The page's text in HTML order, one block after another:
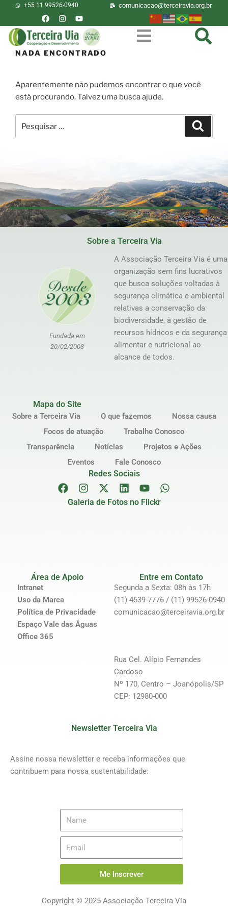
+55 11 99526-0940 comunicacao@terceiravia.org.br
NADA ENCONTRADO
Aparentemente não pudemos encontrar o que você
está procurando. Talvez uma busca ajude.
Sobre a Terceira Via
Fundada em
20/02/2003
A Associação Terceira Via é uma
organização sem fins lucrativos
que busca soluções voltadas à
segurança climática e ambiental
relativas a conservação da
biodiversidade, à gestão de
recursos hídricos e da segurança
alimentar e nutricional ao
alcance de todos.
Mapa do Site
Sobre a Terceira Via O que fazemos
Nossa causa
Focos de atuação
Trabalhe Conosco
Transparência
Notícias
Projetos e Ações
Eventos
Fale Conosco
Redes Sociais
Galeria de Fotos no Flickr
Área de Apoio
Intranet
Uso da Marca
Política de Privacidade
Espaço Vale das Águas
Office 365
Entre em Contato
Segunda a Sexta: 08h às 17h
(11) 4539-7776 / (11) 99526-0940
comunicacao@terceiravia.org.br
Rua Cel. Alípio Fernandes
Cardoso
Nº 170, Centro – Joanópolis/SP
CEP: 12980-000
Newsletter Terceira Via
Assine nossa newsletter e receba informações que
contribuem para nossa sustentabilidade:
Me Inscrever
Copyright © 2025 Associação Terceira Via